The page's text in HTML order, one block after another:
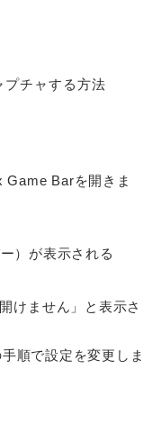
チャする方法
Game Barを開きま
）が表示される
けません」と表示さ
順で設定を変更しま